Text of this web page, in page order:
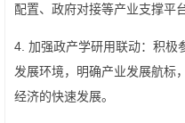
配置、政府对接等产业支撑平台
4. 加强政产学研用联动：积极
发展环境，明确产业发展航标
经济的快速发展。